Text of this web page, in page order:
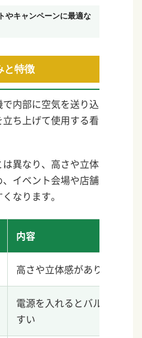
やキャンペーンに最適な
と特徴
内部に空気を送り込
ち上げて使用する看
異なり、高さや立体
イベント会場や店舗
なります。
内容
高さや立体感があり、離れ
電源を入れるとバルーンが
すい